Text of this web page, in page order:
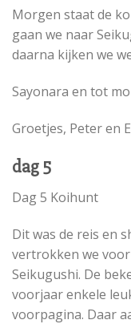
Morgen staat de
gaan we naar
daarna kijken we
Sayonara en tot
Groetjes, Peter en
dag 5
Dag 5 Koihunt
Dit was de reis en
vertrokken we
Seikugushi. De
voorjaar enkele
voorpagina. Daar